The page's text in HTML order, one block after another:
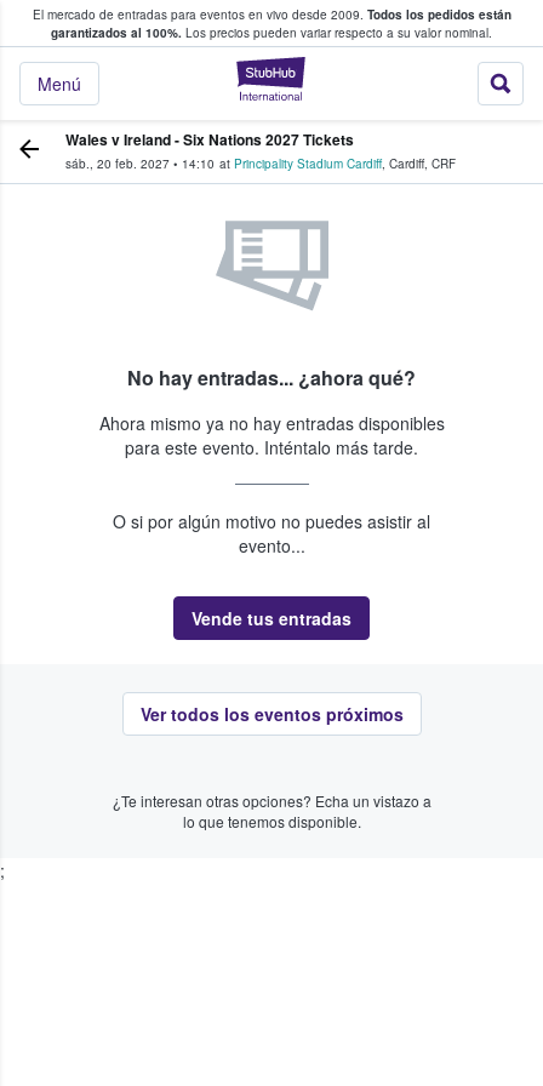
El mercado de entradas para eventos en vivo desde 2009. Todos los pedidos están
garantizados al 100%. Los precios pueden variar respecto a su valor nominal.
StubHub:
Menú
y venta de entradas entre fans
Wales v Ireland - Six Nations 2027 Tickets
sáb., 20 feb. 2027 • 14:10 at Principality Stadium Cardiff, Cardiff, CRF
No hay entradas... ¿ahora qué?
Ahora mismo ya no hay entradas disponibles
para este evento. Inténtalo más tarde.
O si por algún motivo no puedes asistir al
evento...
Vende tus entradas
Ver todos los eventos próximos
¿Te interesan otras opciones? Echa un vistazo a
lo que tenemos disponible.
;